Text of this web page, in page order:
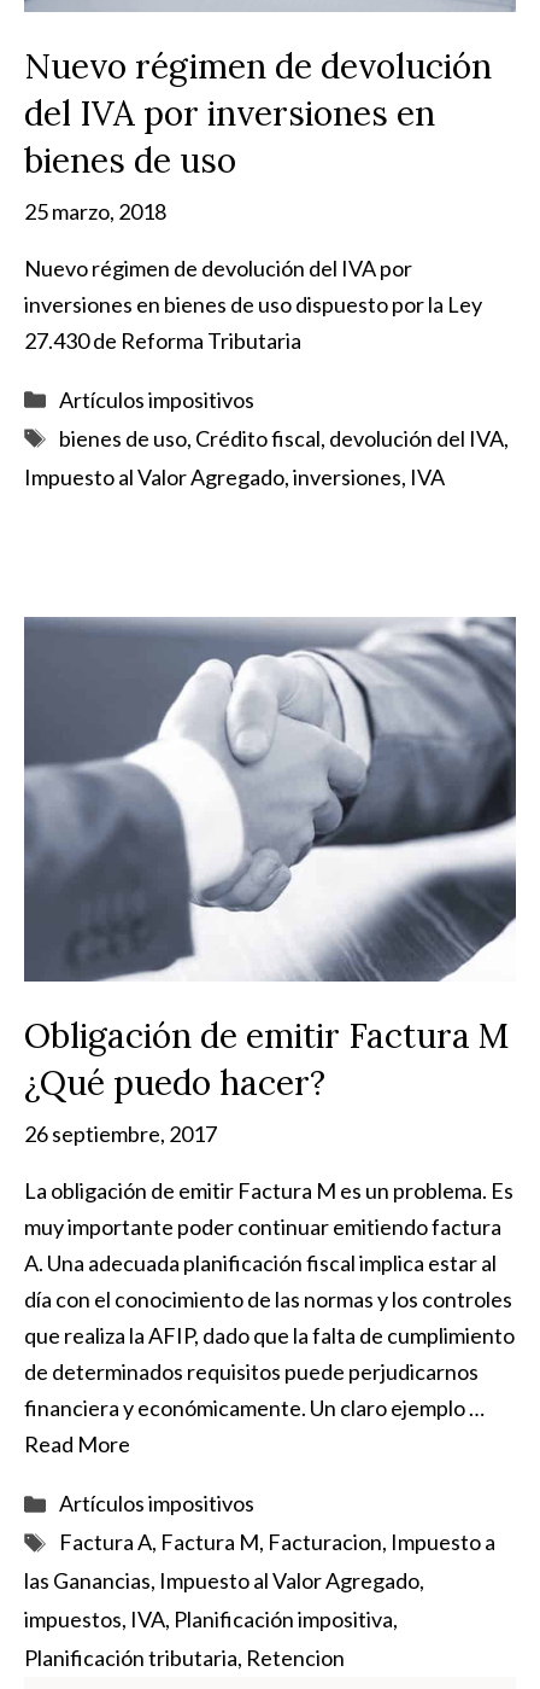
Nuevo régimen de devolución
del IVA por inversiones en
bienes de uso
25 marzo, 2018
Nuevo régimen de devolución del IVA por
inversiones en bienes de uso dispuesto por la Ley
27.430 de Reforma Tributaria
Categorías
Artículos impositivos
Etiquetas
bienes de uso, Crédito fiscal, devolución del IVA,
Impuesto al Valor Agregado,inversiones, IVA
Obligación de emitir Factura M
¿Qué puedo hacer?
26 septiembre, 2017
La obligación de emitir Factura M es un problema. Es
muy importante poder continuar emitiendo factura
A. Una adecuada planificación fiscal implica estar al
día con el conocimiento de las normas y los controles
que realiza la AFIP, dado que la falta de cumplimiento
de determinados requisitos puede perjudicarnos
financiera y económicamente. Un claro ejemplo …
Read More
Categorías
Artículos impositivos
Etiquetas
Factura A, Factura M, Facturacion, Impuesto a
las Ganancias, Impuesto al Valor Agregado,
impuestos, IVA, Planificación impositiva,
Planificación tributaria, Retencion